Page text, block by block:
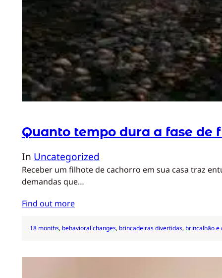
Quanto tempo dura a fase de
In Uncategorized
Receber um filhote de cachorro em sua casa traz
demandas que…
Find out more
18 months, behavioral changes, brincadeiras divertidas, brincalhão e